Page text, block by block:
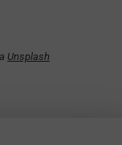
Unsplash